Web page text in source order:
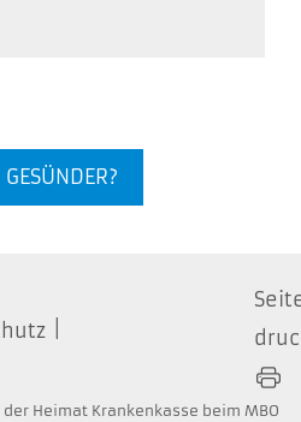
Heimat Krankenkasse beim MBO